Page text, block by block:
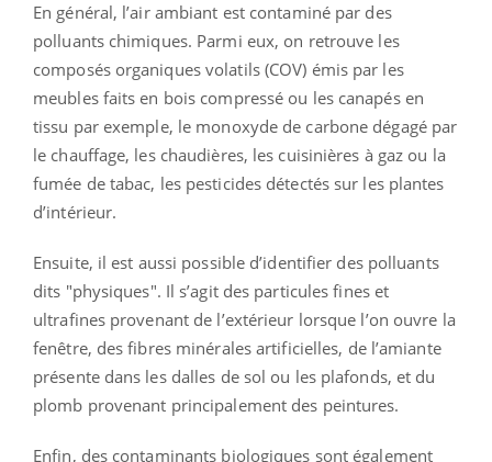
En général, l’air ambiant est contaminé par des
polluants chimiques. Parmi eux, on retrouve les
composés organiques volatils (COV) émis par les
meubles faits en bois compressé ou les canapés en
tissu par exemple, le monoxyde de carbone dégagé par
le chauffage, les chaudières, les cuisinières à gaz ou la
fumée de tabac, les pesticides détectés sur les plantes
d’intérieur.
Ensuite, il est aussi possible d’identifier des polluants
dits "physiques". Il s’agit des particules fines et
ultrafines provenant de l’extérieur lorsque l’on ouvre la
fenêtre, des fibres minérales artificielles, de l’amiante
présente dans les dalles de sol ou les plafonds, et du
plomb provenant principalement des peintures.
Enfin, des contaminants biologiques sont également